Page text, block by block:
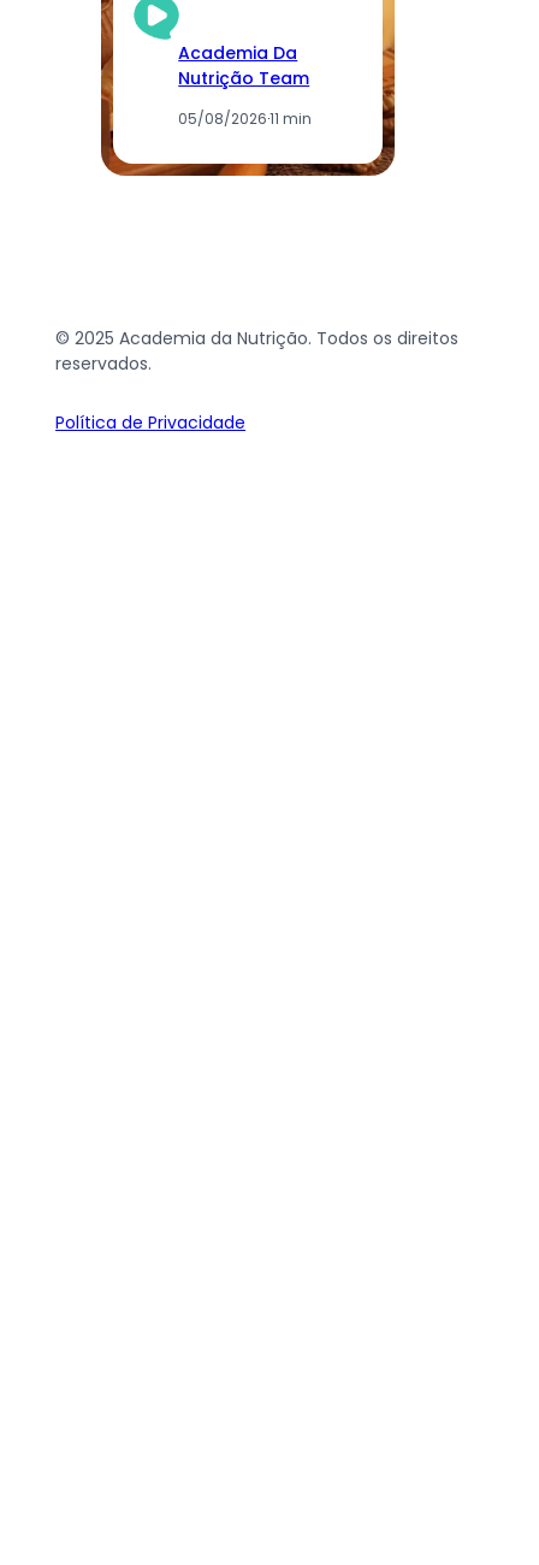
Academia Da
Nutrição Team
05/08/2026·11 min
© 2025 Academia da Nutrição. Todos os direitos
reservados.
Política de Privacidade